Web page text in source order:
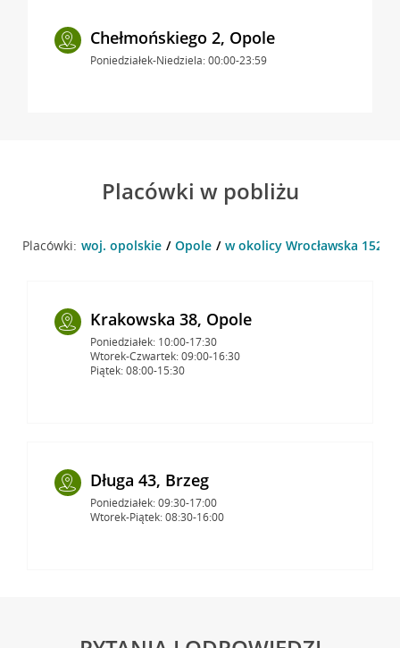
Chełmońskiego 2, Opole
Poniedziałek-Niedziela: 00:00-23:59
Placówki w pobliżu
Placówki: woj. opolskie Opole w okolicy Wrocławska 152/
Krakowska 38, Opole
Poniedziałek: 10:00-17:30
Wtorek-Czwartek: 09:00-16:30
Piątek: 08:00-15:30
Długa 43, Brzeg
Poniedziałek: 09:30-17:00
Wtorek-Piątek: 08:30-16:00